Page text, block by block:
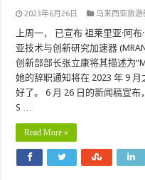
2023年6月26日 马来西亚旅游
上周一， 已宣布 祖莱里亚·阿
亚技术与创新研究加速器
创新部部长张立康将其描述为
她的辞职通知将在 2023 年 9
好了。 6 月 26 日的新闻稿宣
S …
Read More »